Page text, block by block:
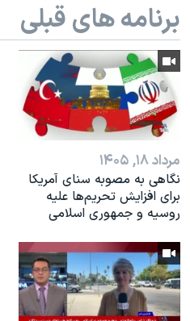
برنامه های قبلی
مرداد ۱۸, ۱۴۰۵
نگاهی به مصوبه سنای آمریکا
برای افزایش تحریم‌ها علیه
روسیه و جمهوری اسلامی